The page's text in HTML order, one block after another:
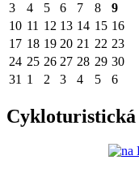
3
4 5 6 7 8
9
10 11 12 13 14 15 16
17 18 19 20 21 22 23
24 25 26 27 28 29 30
31 1 2 3 4 5 6
Cykloturistická